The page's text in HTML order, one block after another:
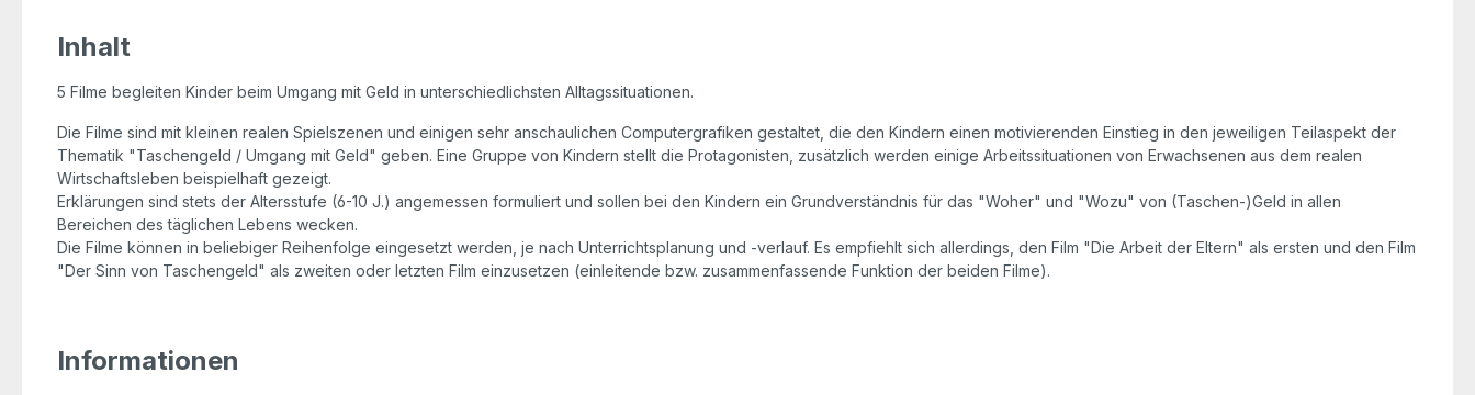
Inhalt
5 Filme begleiten Kinder beim Umgang mit Geld in unterschiedlichsten Alltagssituationen.
Die Filme sind mit kleinen realen Spielszenen und einigen sehr anschaulichen Computergrafiken gestaltet, die den Kindern einen motivierenden Einstieg in den jeweiligen Teilaspekt der
Thematik "Taschengeld / Umgang mit Geld" geben. Eine Gruppe von Kindern stellt die Protagonisten, zusätzlich werden einige Arbeitssituationen von Erwachsenen aus dem realen
Wirtschaftsleben beispielhaft gezeigt.
Erklärungen sind stets der Altersstufe (6-10 J.) angemessen formuliert und sollen bei den Kindern ein Grundverständnis für das "Woher" und "Wozu" von (Taschen-)Geld in allen
Bereichen des täglichen Lebens wecken.
Die Filme können in beliebiger Reihenfolge eingesetzt werden, je nach Unterrichtsplanung und -verlauf. Es empfiehlt sich allerdings, den Film "Die Arbeit der Eltern" als ersten und den Film
"Der Sinn von Taschengeld" als zweiten oder letzten Film einzusetzen (einleitende bzw. zusammenfassende Funktion der beiden Filme).
Informationen